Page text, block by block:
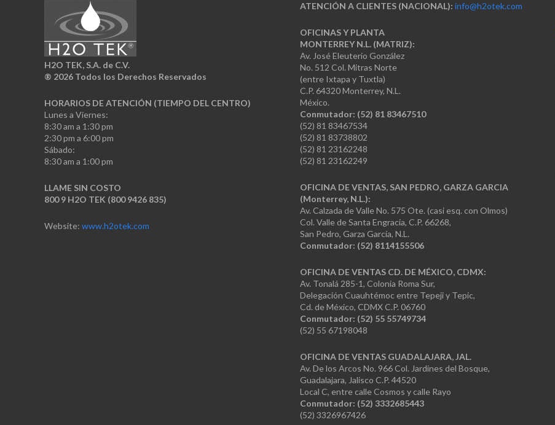
H2O TEK, S.A. de C.V.
® 2026 Todos los Derechos Reservados
HORARIOS DE ATENCIÓN (TIEMPO DEL CENTRO)
Lunes a Viernes:
8:30 am a 1:30 pm
2:30 pm a 6:00 pm
Sábado:
8:30 am a 1:00 pm
LLAME SIN COSTO
800 9 H2O TEK (800 9426 835)
Website: www.h2otek.com
ATENCIÓN A CLIENTES (NACIONAL): info@h2otek.com
OFICINAS Y PLANTA
MONTERREY N.L. (MATRIZ):
Av. José Eleuterio González
No. 512 Col. Mitras Norte
(entre Ixtapa y Tuxtla)
C.P. 64320 Monterrey, N.L.
México.
Conmutador: (52) 81 83467510
(52) 81 83467534
(52) 81 83738802
(52) 81 23162248
(52) 81 23162249
OFICINA DE VENTAS, SAN PEDRO, GARZA GARCIA
(Monterrey, N.L.):
Av. Calzada de Valle No. 575 Ote. (casi esq. con Olmos)
Col. Valle de Santa Engracia, C.P. 66268,
San Pedro, Garza García, N.L.
Conmutador: (52) 8114155506
OFICINA DE VENTAS CD. DE MÉXICO, CDMX:
Av. Tonalá 285-1, Colonia Roma Sur,
Delegación Cuauhtémoc entre Tepeji y Tepic,
Cd. de México, CDMX C.P. 06760
Conmutador: (52) 55 55749734
(52) 55 67198048
OFICINA DE VENTAS GUADALAJARA, JAL.
Av. De los Arcos No. 966 Col. Jardines del Bosque,
Guadalajara, Jalisco C.P. 44520
Local C, entre calle Cosmos y calle Rayo
Conmutador: (52) 3332685443
(52) 3326967426